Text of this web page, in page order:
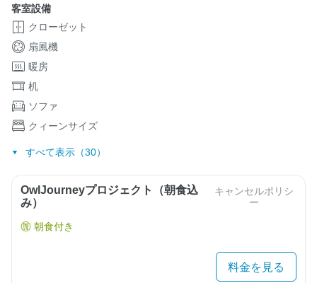
客室設備
クローゼット
扇風機
暖房
机
ソファ
クィーンサイズ
すべて表示（30）
OwlJourneyプロジェクト（朝食込
み）
キャンセルポリシ
ー
朝食付き
料金を見る